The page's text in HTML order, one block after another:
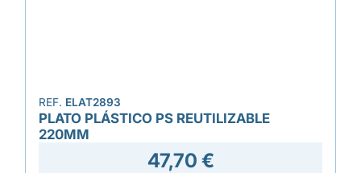
REF. ELAT2893
PLATO PLÁSTICO PS REUTILIZABLE
220MM
47,70 €